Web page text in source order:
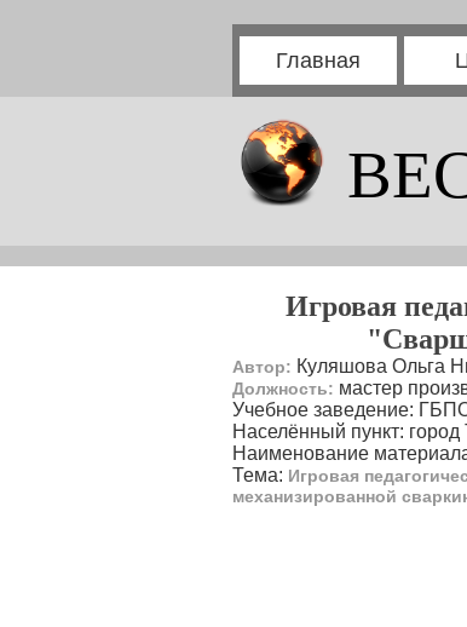
Главная
Игровая
Автор: Куляшова Ольга
Должность: мастер
Учебное заведение:
Населённый пункт:
Наименование
Тема: Игровая
механизированной